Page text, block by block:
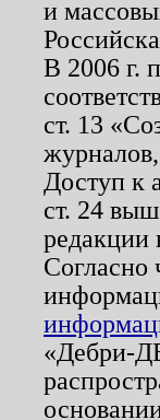
и
В 2006 г.
ст. 13
Доступ к
ст. 24
редакции
Согласно
«Дебри-